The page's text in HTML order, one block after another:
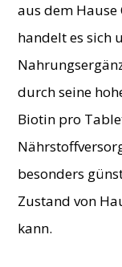
aus dem Hause
handelt es sich
durch seine
Biotin pro
besonders
Zustand von
kann.